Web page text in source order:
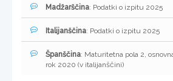
Madžarščina: Podatki o izpitu 2025
Italijanščina: Podatki o izpitu 2025
Španščina: Maturitetna pola 2,
rok 2020 (v italijanščini)